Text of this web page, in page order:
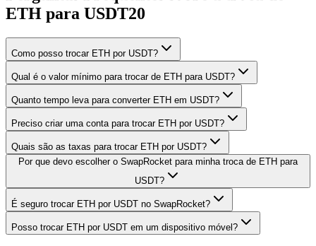
ETH para USDT20
Como posso trocar ETH por USDT?
Qual é o valor mínimo para trocar de ETH para USDT?
Quanto tempo leva para converter ETH em USDT?
Preciso criar uma conta para trocar ETH por USDT?
Quais são as taxas para trocar ETH por USDT?
Por que devo escolher o SwapRocket para minha troca de ETH para
USDT?
É seguro trocar ETH por USDT no SwapRocket?
Posso trocar ETH por USDT em um dispositivo móvel?